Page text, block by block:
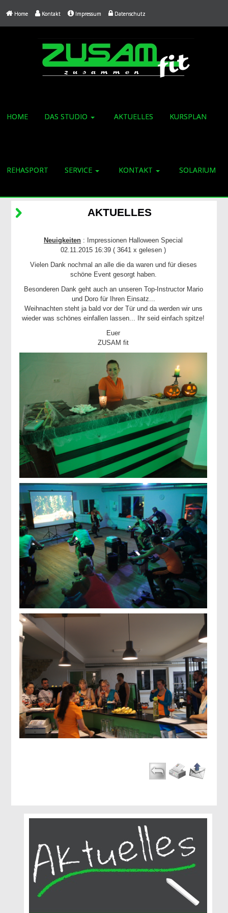
Home Kontakt Impressum Datenschutz
HOME DAS STUDIO AKTUELLES KURSPLAN
REHASPORT SERVICE KONTAKT SOLARIUM
AKTUELLES
Neuigkeiten : Impressionen Halloween Special
02.11.2015 16:39 ( 3641 x gelesen )
Vielen Dank nochmal an alle die da waren und für dieses
schöne Event gesorgt haben.
Besonderen Dank geht auch an unseren Top-Instructor Mario
und Doro für Ihren Einsatz...
Weihnachten steht ja bald vor der Tür und da werden wir uns
wieder was schönes einfallen lassen... Ihr seid einfach spitze!
Euer
ZUSAM fit